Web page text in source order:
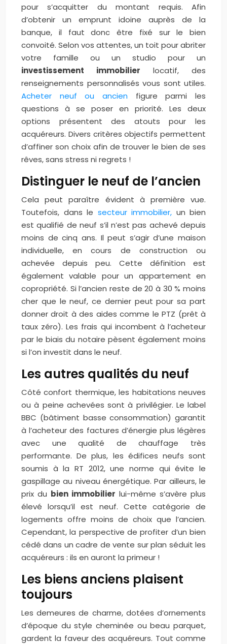
pour s’acquitter du montant requis. Afin
d’obtenir un emprunt idoine auprès de la
banque, il faut donc être fixé sur le bien
convoité. Selon vos attentes, un toit pour abriter
votre famille ou un studio pour un
investissement immobilier locatif, des
renseignements personnalisés vous sont utiles.
Acheter neuf ou ancien figure parmi les
questions à se poser en priorité. Les deux
options présentent des atouts pour les
acquéreurs. Divers critères objectifs permettent
d’affiner son choix afin de trouver le bien de ses
rêves, sans stress ni regrets !
Distinguer le neuf de l’ancien
Cela peut paraître évident à première vue.
Toutefois, dans le secteur immobilier, un bien
est qualifié de neuf s’il n’est pas achevé depuis
moins de cinq ans. Il peut s’agir d’une maison
individuelle, en cours de construction ou
achevée depuis peu. Cette définition est
également valable pour un appartement en
copropriété. Si l’ancien reste de 20 à 30 % moins
cher que le neuf, ce dernier peut pour sa part
donner droit à des aides comme le PTZ (prêt à
taux zéro). Les frais qui incombent à l’acheteur
par le biais du notaire pèsent également moins
si l’on investit dans le neuf.
Les autres qualités du neuf
Côté confort thermique, les habitations neuves
ou à peine achevées sont à privilégier. Le label
BBC (bâtiment basse consommation) garantit
à l’acheteur des factures d’énergie plus légères
avec une qualité de chauffage très
performante. De plus, les édifices neufs sont
soumis à la RT 2012, une norme qui évite le
gaspillage au niveau énergétique. Par ailleurs, le
prix du bien immobilier lui-même s’avère plus
élevé lorsqu’il est neuf. Cette catégorie de
logements offre moins de choix que l’ancien.
Cependant, la perspective de profiter d’un bien
cédé dans un cadre de vente sur plan séduit les
acquéreurs : ils en auront la primeur !
Les biens anciens plaisent
toujours
Les demeures de charme, dotées d’ornements
d’époque du style cheminée ou beau parquet,
gardent la faveur des acquéreurs. Tout comme